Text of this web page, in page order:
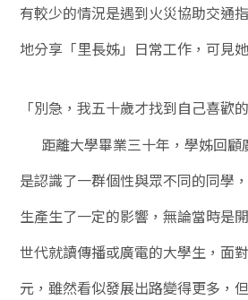
有較少的情況是遇到火災協助交通
地分享「里長姊」日常工作，可見
「別急，我五十歲才找到自己喜歡
距離大學畢業三十年，學姊回顧
是認識了一群個性與眾不同的同學
生產生了一定的影響，無論當時是
世代就讀傳播或廣電的大學生，面
元，雖然看似發展出路變得更多，